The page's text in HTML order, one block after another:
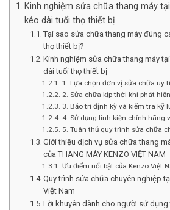
Kinh nghiệm sửa chữa thang máy
kéo dài tuổi thọ thiết bị
Tại sao sửa chữa thang máy đúng
thọ thiết bị?
Kinh nghiệm sửa chữa thang máy
dài tuổi thọ thiết bị
1. Lựa chọn đơn vị sửa chữa uy
2. Sửa chữa kịp thời khi phát
3. Bảo trì định kỳ và kiểm tra kỹ
4. Sử dụng linh kiện chính hãng
5. Tuân thủ quy trình sửa chữa
Giới thiệu dịch vụ sửa chữa thang
của THANG MÁY KENZO VIỆT NAM
Ưu điểm nổi bật của Kenzo Việt
Quy trình sửa chữa chuyên nghiệp
Việt Nam
Lời khuyên dành cho người sử